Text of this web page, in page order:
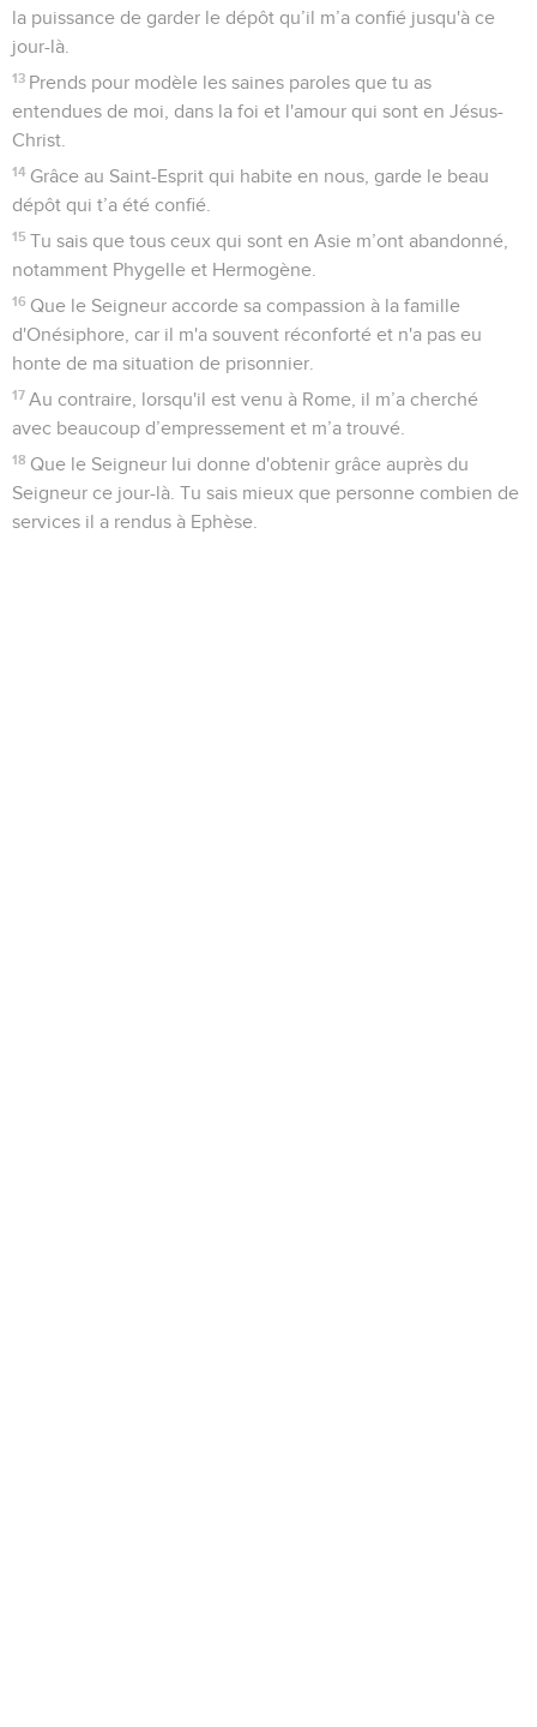
la puissance de garder le dépôt qu’il m’a confié jusqu'à ce
jour-là.
13 Prends pour modèle les saines paroles que tu as
entendues de moi, dans la foi et l'amour qui sont en Jésus-
Christ.
14 Grâce au Saint-Esprit qui habite en nous, garde le beau
dépôt qui t’a été confié.
15 Tu sais que tous ceux qui sont en Asie m’ont abandonné,
notamment Phygelle et Hermogène.
16 Que le Seigneur accorde sa compassion à la famille
d'Onésiphore, car il m'a souvent réconforté et n'a pas eu
honte de ma situation de prisonnier.
17 Au contraire, lorsqu'il est venu à Rome, il m’a cherché
avec beaucoup d’empressement et m’a trouvé.
18 Que le Seigneur lui donne d'obtenir grâce auprès du
Seigneur ce jour-là. Tu sais mieux que personne combien de
services il a rendus à Ephèse.